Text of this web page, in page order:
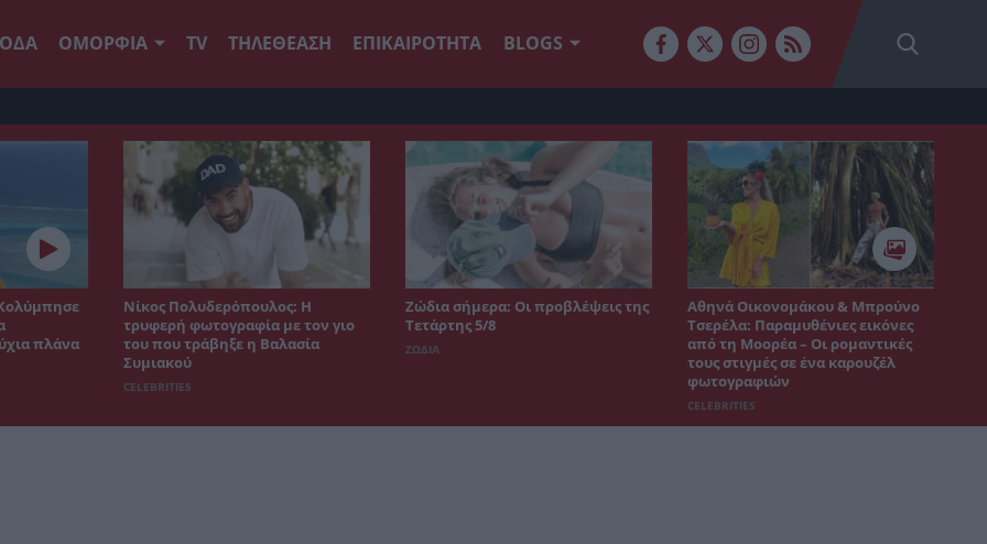
ΟΜΟΡΦΙΑ TV ΤΗΛΕΘΕΑΣΗ ΕΠΙΚΑΙΡΟΤΗΤΑ BLOGS
πλάνα
Νίκος Πολυδερόπουλος: Η
τρυφερή φωτογραφία με τον γιο
του που τράβηξε η Βαλασία
Συμιακού
CELEBRITIES
Ζώδια σήμερα: Οι προβλέψεις της
Τετάρτης 5/8
ΖΩΔΙΑ
Αθηνά Οικονομάκου & Μπρούνο
Τσερέλα: Παραμυθένιες εικόνες
από τη Μοορέα – Οι ρομαντικές
τους στιγμές σε ένα καρουζέλ
φωτογραφιών
CELEBRITIES